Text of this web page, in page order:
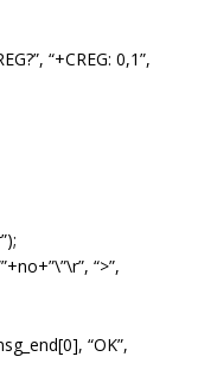
“+CREG: 0,1”,
“>”,
“OK”,